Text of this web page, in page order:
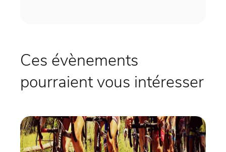
Ces évènements
pourraient vous intéresser